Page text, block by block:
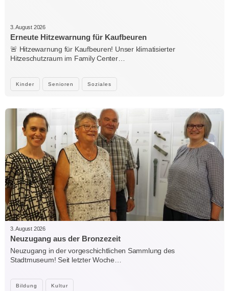
Kinder Senioren Soziales
3. August 2026
Erneute Hitzewarnung für Kaufbeuren
🚨 Hitzewarnung für Kaufbeuren! Unser klimatisierter
Hitzeschutzraum im Family Center…
Bildung Kultur
3. August 2026
Neuzugang aus der Bronzezeit
Neuzugang in der vorgeschichtlichen Sammlung des
Stadtmuseum! Seit letzter Woche…